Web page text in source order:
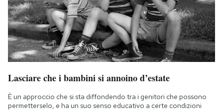
Lasciare che i bambini si annoino d’estate
È un approccio che si sta diffondendo tra i genitori che possono
permetterselo, e ha un suo senso educativo a certe condizioni